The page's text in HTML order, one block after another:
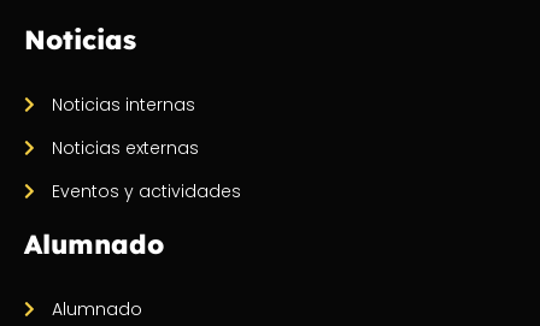
Noticias
Noticias internas
Noticias externas
Eventos y actividades
Alumnado
Alumnado